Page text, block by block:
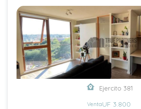
Ejercito 381
VentaUF 3.800